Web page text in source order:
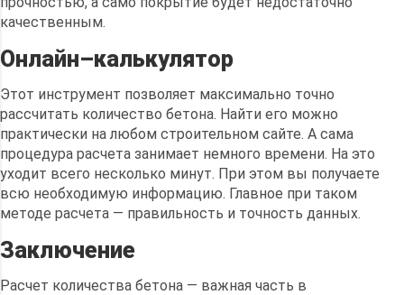
качественным.
Онлайн–калькулятор
Этот инструмент позволяет максимально точно
рассчитать количество бетона. Найти его можно
практически на любом строительном сайте. А сама
процедура расчета занимает немного времени. На это
уходит всего несколько минут. При этом вы получаете
всю необходимую информацию. Главное при таком
методе расчета — правильность и точность данных.
Заключение
Расчет количества бетона — важная часть в